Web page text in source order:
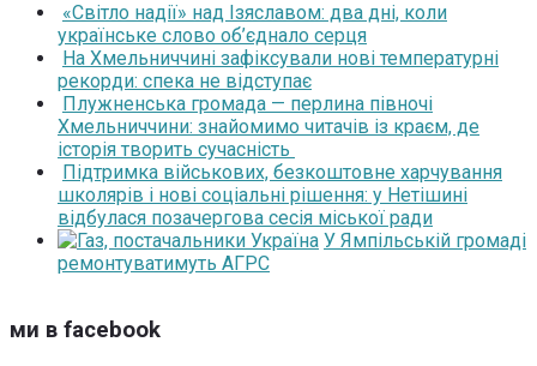
«Світло надії» над Ізяславом: два дні, коли
українське слово об’єднало серця
На Хмельниччині зафіксували нові температурні
рекорди: спека не відступає
Плужненська громада — перлина півночі
Хмельниччини: знайомимо читачів із краєм, де
історія творить сучасність
Підтримка військових, безкоштовне харчування
школярів і нові соціальні рішення: у Нетішині
відбулася позачергова сесія міської ради
У Ямпільській громаді
ремонтуватимуть АГРС
ми в facebook